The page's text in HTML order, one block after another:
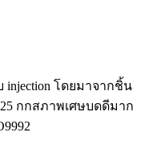
injection โดยมาจากชิ้น
กกสภาพเศษบดดีมาก